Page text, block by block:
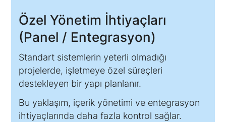
Özel Yönetim İhtiyaçları
(Panel / Entegrasyon)
Standart sistemlerin yeterli olmadığı
projelerde, işletmeye özel süreçleri
destekleyen bir yapı planlanır.
Bu yaklaşım, içerik yönetimi ve entegrasyon
ihtiyaçlarında daha fazla kontrol sağlar.